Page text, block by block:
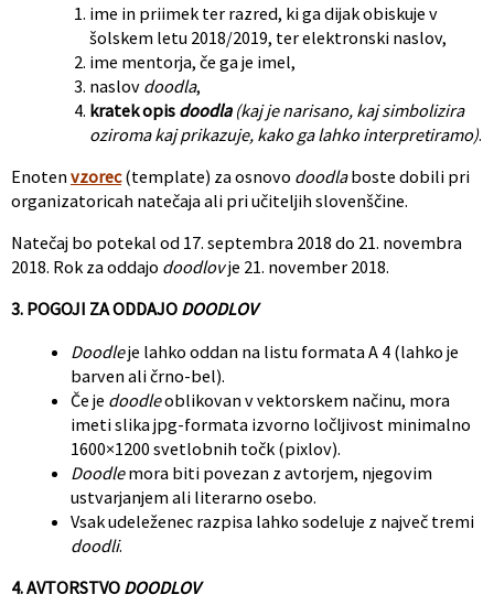
ime in priimek ter razred, ki ga dijak obiskuje v
šolskem letu 2018/2019, ter elektronski naslov,
ime mentorja, če ga je imel,
naslov doodla,
kratek opis doodla (kaj je narisano, kaj simbolizira
oziroma kaj prikazuje, kako ga lahko interpretiramo).
Enotenvzorec(template) za osnovo doodlaboste dobili pri
organizatoricah natečaja ali pri učiteljih slovenščine.
Natečaj bo potekal od 17. septembra 2018 do 21. novembra
2018. Rok za oddajo doodlovje 21. november 2018.
3. POGOJI ZA ODDAJO DOODLOV
Doodleje lahko oddan na listu formata A 4 (lahko je
barven ali črno-bel).
Če je doodleoblikovan v vektorskem načinu, mora
imeti slika jpg-formata izvorno ločljivost minimalno
1600×1200 svetlobnih točk (pixlov).
Doodlemora biti povezan z avtorjem, njegovim
ustvarjanjem ali literarno osebo.
Vsak udeleženec razpisa lahko sodeluje z največ tremi
doodli.
4. AVTORSTVO DOODLOV